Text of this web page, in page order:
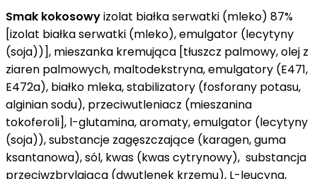
Smak kokosowyizolat białka serwatki (mleko) 87%
[izolat białka serwatki (mleko), emulgator (lecytyny
(soja))], mieszanka kremująca [tłuszcz palmowy, olej z
ziaren palmowych, maltodekstryna, emulgatory (E471,
E472a), białko mleka, stabilizatory (fosforany potasu,
alginian sodu), przeciwutleniacz (mieszanina
tokoferoli], l-glutamina, aromaty, emulgator (lecytyny
(soja)), substancje zagęszczające (karagen, guma
ksantanowa), sól, kwas (kwas cytrynowy), substancja
przeciwzbrylająca (dwutlenek krzemu), L-leucyna,